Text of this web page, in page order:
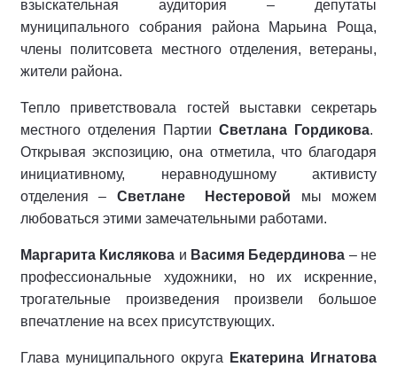
взыскательная аудитория – депутаты
муниципального собрания района Марьина Роща,
члены политсовета местного отделения, ветераны,
жители района.
Тепло приветствовала гостей выставки секретарь
местного отделения Партии Светлана Гордикова.
Открывая экспозицию, она отметила, что благодаря
инициативному, неравнодушному активисту
отделения – Светлане Нестеровой мы можем
любоваться этими замечательными работами.
Маргарита Кислякова и Васимя Бедердинова – не
профессиональные художники, но их искренние,
трогательные произведения произвели большое
впечатление на всех присутствующих.
Глава муниципального округа
Екатерина Игнатова